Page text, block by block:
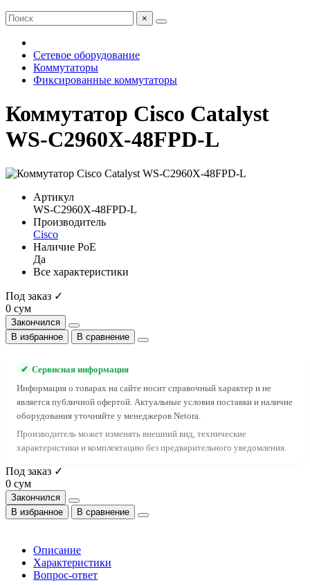
×
Сетевое оборудование
Коммутаторы
Фиксированные коммутаторы
Коммутатор Cisco Catalyst
WS-C2960X-48FPD-L
Артикул
WS-C2960X-48FPD-L
Производитель
Cisco
Наличие PoE
Да
Все характеристики
Под заказ ✓
0 сум
Закончился
В избранное
В сравнение
✔ Сервисная информация
Информация о товарах на сайте носит справочный характер и не
является публичной офертой. Актуальные условия поставки и наличие
оборудования уточняйте у менеджеров Netora.
Производитель может изменять внешний вид, технические
характеристики и комплектацию без предварительного уведомления.
Под заказ ✓
0 сум
Закончился
В избранное
В сравнение
Описание
Характеристики
Вопрос-ответ